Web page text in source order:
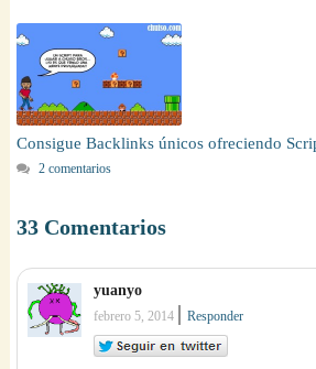
Consigue Backlinks únicos ofreciendo
2 comentarios
33 Comentarios
yuanyo
febrero 5, 2014 |Responder